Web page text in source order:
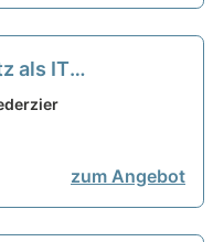
als IT
- Hard- &
zum Angebot